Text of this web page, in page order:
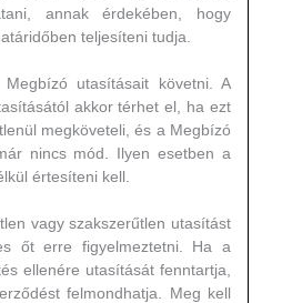
annak érdekében, hogy
teljesíteni tudja.
utasításait követni. A
akkor térhet el, ha ezt
megköveteli, és a Megbízó
nincs mód. Ilyen esetben a
értesíteni kell.
vagy szakszerűtlen utasítást
őt erre figyelmeztetni. Ha a
ellenére utasítását fenntartja,
felmondhatja. Meg kell